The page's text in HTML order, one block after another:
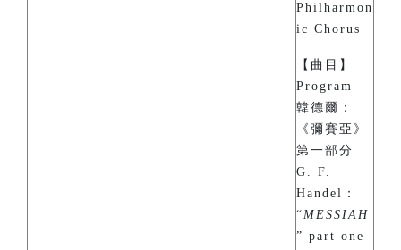
Philharmon
ic Chorus
【曲目】
Program
韓德爾：
《彌賽亞》
第一部分
G. F.
Handel：
“MESSIAH
” part one